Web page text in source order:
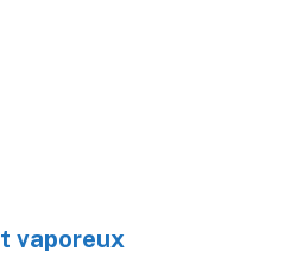
vaporeux